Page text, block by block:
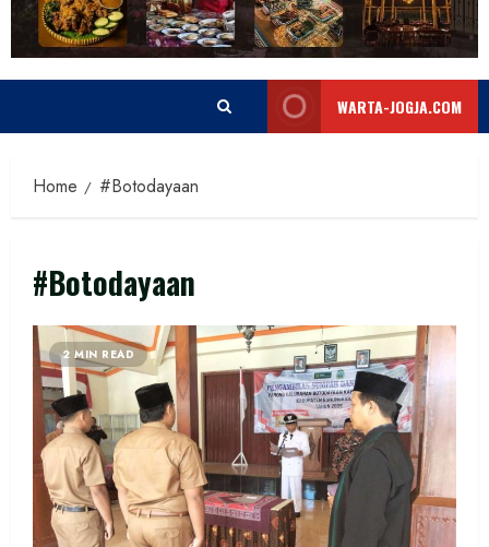
WARTA-JOGJA.COM
Home #Botodayaan
#Botodayaan
2 MIN READ